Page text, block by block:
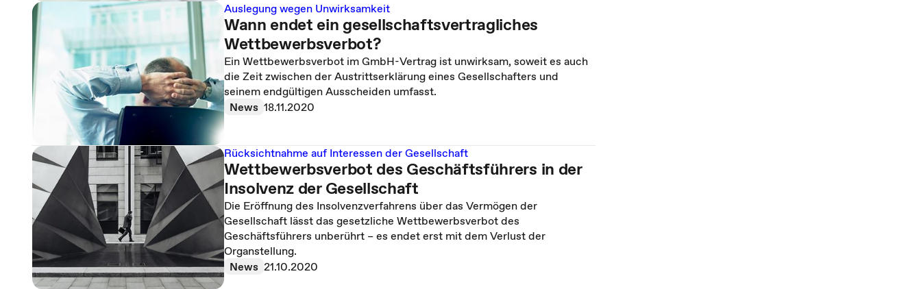
Auslegung wegen Unwirksamkeit
Wann endet ein gesellschaftsvertragliches
Wettbewerbsverbot?
Ein Wettbewerbsverbot im GmbH-Vertrag ist unwirksam, soweit es auch
die Zeit zwischen der Austrittserklärung eines Gesellschafters und
seinem endgültigen Ausscheiden umfasst.
News 18.11.2020
Rücksichtnahme auf Interessen der Gesellschaft
Wettbewerbsverbot des Geschäftsführers in der
Insolvenz der Gesellschaft
Die Eröffnung des Insolvenzverfahrens über das Vermögen der
Gesellschaft lässt das gesetzliche Wettbewerbsverbot des
Geschäftsführers unberührt – es endet erst mit dem Verlust der
Organstellung.
News 21.10.2020